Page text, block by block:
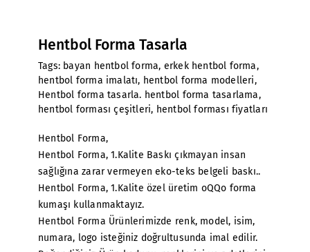
Hentbol Forma Tasarla
Tags: bayan hentbol forma, erkek hentbol forma,
hentbol forma imalatı, hentbol forma modelleri,
Hentbol forma tasarla. hentbol forma tasarlama,
hentbol forması çeşitleri, hentbol forması fiyatları
Hentbol Forma,
Hentbol Forma, 1.Kalite Baskı çıkmayan insan
sağlığına zarar vermeyen eko-teks belgeli baskı..
Hentbol Forma, 1.Kalite özel üretim oQQo forma
kumaşı kullanmaktayız.
Hentbol Forma Ürünlerimizde renk, model, isim,
numara, logo isteğiniz doğrultusunda imal edilir.